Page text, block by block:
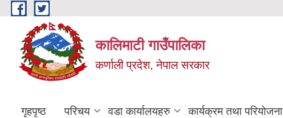
Skip to main content
कालिमाटी गाउँपालिका
कर्णाली प्रदेश, नेपाल सरकार
गृहपृष्ठ परिचय वडा कार्यालयहरु कार्यक्रम तथा परियोजना